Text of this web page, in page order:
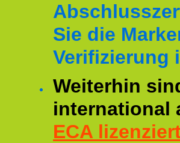
Sie die
Verifizierung
Weiterhin
international
ECA